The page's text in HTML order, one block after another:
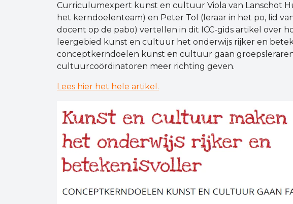
Curriculumexpert kunst en cultuur Viola van Lanschot
het kerndoelenteam) en Peter Tol (leraar in het po, lid
docent op de pabo) vertellen in dit ICC-gids artikel over
leergebied kunst en cultuur het onderwijs rijker en
conceptkerndoelen kunst en cultuur gaan
cultuurcoördinatoren meer richting geven.
Lees hier het hele artikel.